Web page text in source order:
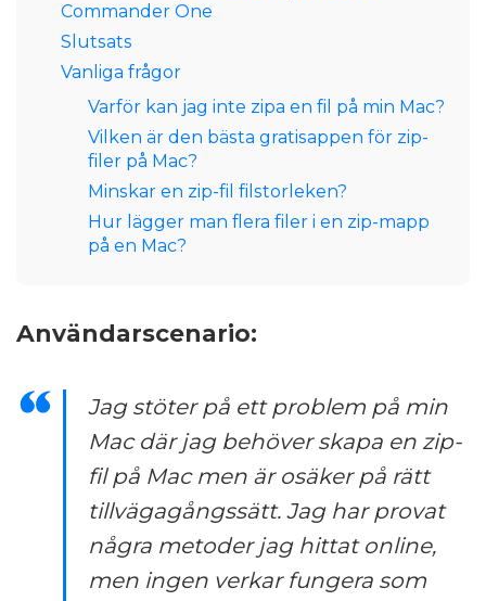
Commander One
Slutsats
Vanliga frågor
Varför kan jag inte zipa en fil på min Mac?
Vilken är den bästa gratisappen för zip-
filer på Mac?
Minskar en zip-fil filstorleken?
Hur lägger man flera filer i en zip-mapp
på en Mac?
Användarscenario:
Jag stöter på ett problem på min
Mac där jag behöver skapa en zip-
fil på Mac men är osäker på rätt
tillvägagångssätt. Jag har provat
några metoder jag hittat online,
men ingen verkar fungera som